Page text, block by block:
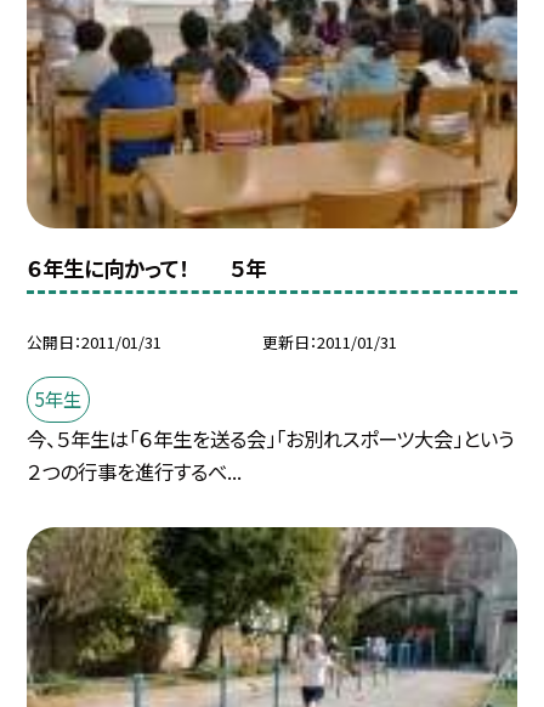
６年生に向かって！ ５年
公開日 2011/01/31 更新日 2011/01/31
5年生
今、５年生は「６年生を送る会」「お別れスポーツ大会」という
２つの行事を進行するべ...